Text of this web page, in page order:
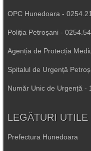
OPC Hunedoara -
Poliția Petroșani -
Agenția de Protecția
Spitalul de Urgență
Număr Unic de Urgență -
LEGĂTURI UTILE
Prefectura Hunedoara